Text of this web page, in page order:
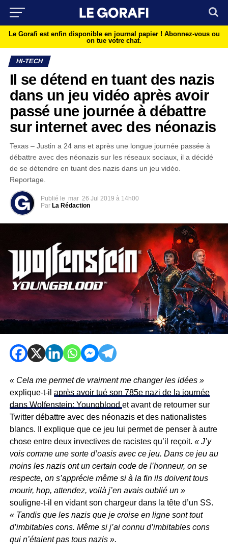
Le Gorafi est enfin disponible en journal papier ! Abonnez-vous ou
on tue votre chat.
HI-TECH
Il se détend en tuant des nazis
dans un jeu vidéo après avoir
passé une journée à débattre
sur internet avec des néonazis
Texas – Justin a 24 ans et après une longue journée passée à
débattre avec des néonazis sur les réseaux sociaux, il a décidé
de se détendre en tuant des nazis dans un jeu vidéo.
Reportage.
Publié le mar 26 Jul 2019 à 14h00
Par La Rédaction
« Cela me permet de vraiment me changer les idées »
explique-t-il après avoir tué son 785e nazi de la journée
dans Wolfenstein: Youngblood et avant de retourner sur
Twitter débattre avec des néonazis et des nationalistes
blancs. Il explique que ce jeu lui permet de penser à autre
chose entre deux invectives de racistes qu’il reçoit. « J’y
vois comme une sorte d’oasis avec ce jeu. Dans ce jeu au
moins les nazis ont un certain code de l’honneur, on se
respecte, on s’apprécie même si à la fin ils doivent tous
mourir, hop, attendez, voilà j’en avais oublié un »
souligne-t-il en vidant son chargeur dans la tête d’un SS.
« Tandis que les nazis que je croise en ligne sont tout
d’imbitables cons. Même si j’ai connu d’imbitables cons
qui n’étaient pas tous nazis ».